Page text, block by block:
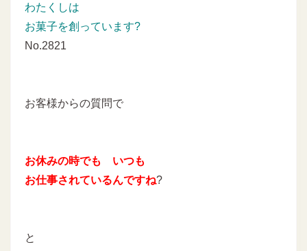
わたくしは
お菓子を創っています?
No.2821
お客様からの質問で
お休みの時でも いつも
お仕事されているんですね?
と